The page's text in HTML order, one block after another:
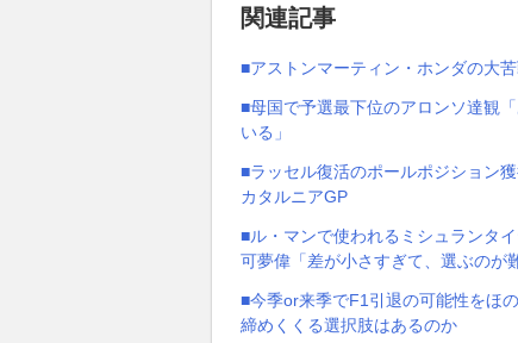
関連記事
■アストンマーティン・ホンダの大
■母国で予選最下位のアロンソ達観
いる」
■ラッセル復活のポールポジション
カタルニアGP
■ル・マンで使われるミシュラン
可夢偉「差が小さすぎて、選ぶのが
■今季or来季でF1引退の可能性をほ
締めくくる選択肢はあるのか